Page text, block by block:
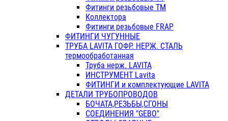
Фитинги резьбовые ТМ
Коллектора
Фитинги резьбовые FRAP
ФИТИНГИ ЧУГУННЫЕ
ТРУБА LAVITA ГОФР. НЕРЖ. СТАЛЬ
термообработанная
Труба нерж. LAVITA
ИНСТРУМЕНТ Lavita
ФИТИНГИ и комплектующие LAVITA
ДЕТАЛИ ТРУБОПРОВОДОВ
БОЧАТА,РЕЗЬБЫ,СГОНЫ
СОЕДИНЕНИЯ "GEBO"